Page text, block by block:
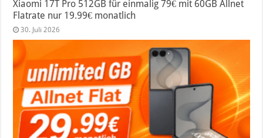
Xiaomi 17T Pro 512GB für einmalig 79€ mit 60GB Allnet
Flatrate nur 19.99€ monatlich
30. Juli 2026